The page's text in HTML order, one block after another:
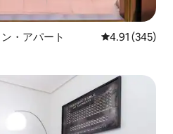
・アパート レビュー345
4.91 (345)